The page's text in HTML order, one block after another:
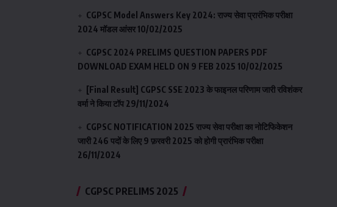
CGPSC Model Answers Key 2024: राज्य सेवा प्रारंभिक परीक्षा
2024 मॉडल आंसर 10/02/2025
CGPSC 2024 PRELIMS QUESTION PAPERS PDF
DOWNLOAD EXAM HELD ON 9 FEB 2025 10/02/2025
[Final Result] CGPSC SSE 2023 के फाइनल परिणाम जारी रविशंकर
वर्मा ने किया टॉप 29/11/2024
CGPSC NOTIFICATION 2025 राज्य सेवा परीक्षा का नोटिफिकेशन
जारी 246 पदों के लिए 9 फ़रवरी 2025 को होगी प्रारंभिक परीक्षा
26/11/2024
CGPSC PRELIMS 2025